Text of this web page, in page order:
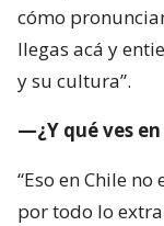
cómo
llegas acá y
y su cultura”.
—¿Y qué ves en
“Eso en Chile
por todo lo